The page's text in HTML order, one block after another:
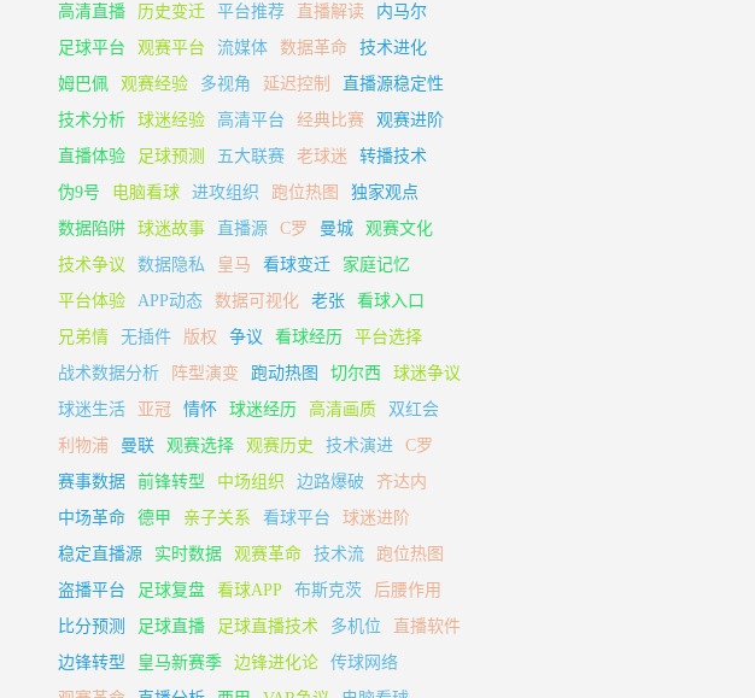
高清直播
历史变迁 平台推荐 直播解读
内马尔
足球平台
观赛平台 流媒体 数据革命
技术进化
姆巴佩
观赛经验 多视角 延迟控制
直播源稳定性
技术分析
球迷经验 高清平台 经典比赛
观赛进阶
直播体验
足球预测 五大联赛 老球迷
转播技术
伪9号
电脑看球 进攻组织 跑位热图
独家观点
数据陷阱
球迷故事 直播源 C罗 曼城
观赛文化
技术争议
数据隐私 皇马 看球变迁
家庭记忆
平台体验
APP动态 数据可视化 老张
看球入口
兄弟情
无插件 版权 争议 看球经历
平台选择
战术数据分析
阵型演变 跑动热图 切尔西
球迷争议
球迷生活
亚冠 情怀 球迷经历 高清画质
双红会
利物浦
曼联 观赛选择 观赛历史 技术演进
C罗
赛事数据
前锋转型 中场组织 边路爆破
齐达内
中场革命
德甲 亲子关系 看球平台
球迷进阶
稳定直播源
实时数据 观赛革命 技术流
跑位热图
盗播平台
足球复盘 看球APP 布斯克茨
后腰作用
比分预测
足球直播 足球直播技术 多机位
直播软件
边锋转型
皇马新赛季 边锋进化论
传球网络